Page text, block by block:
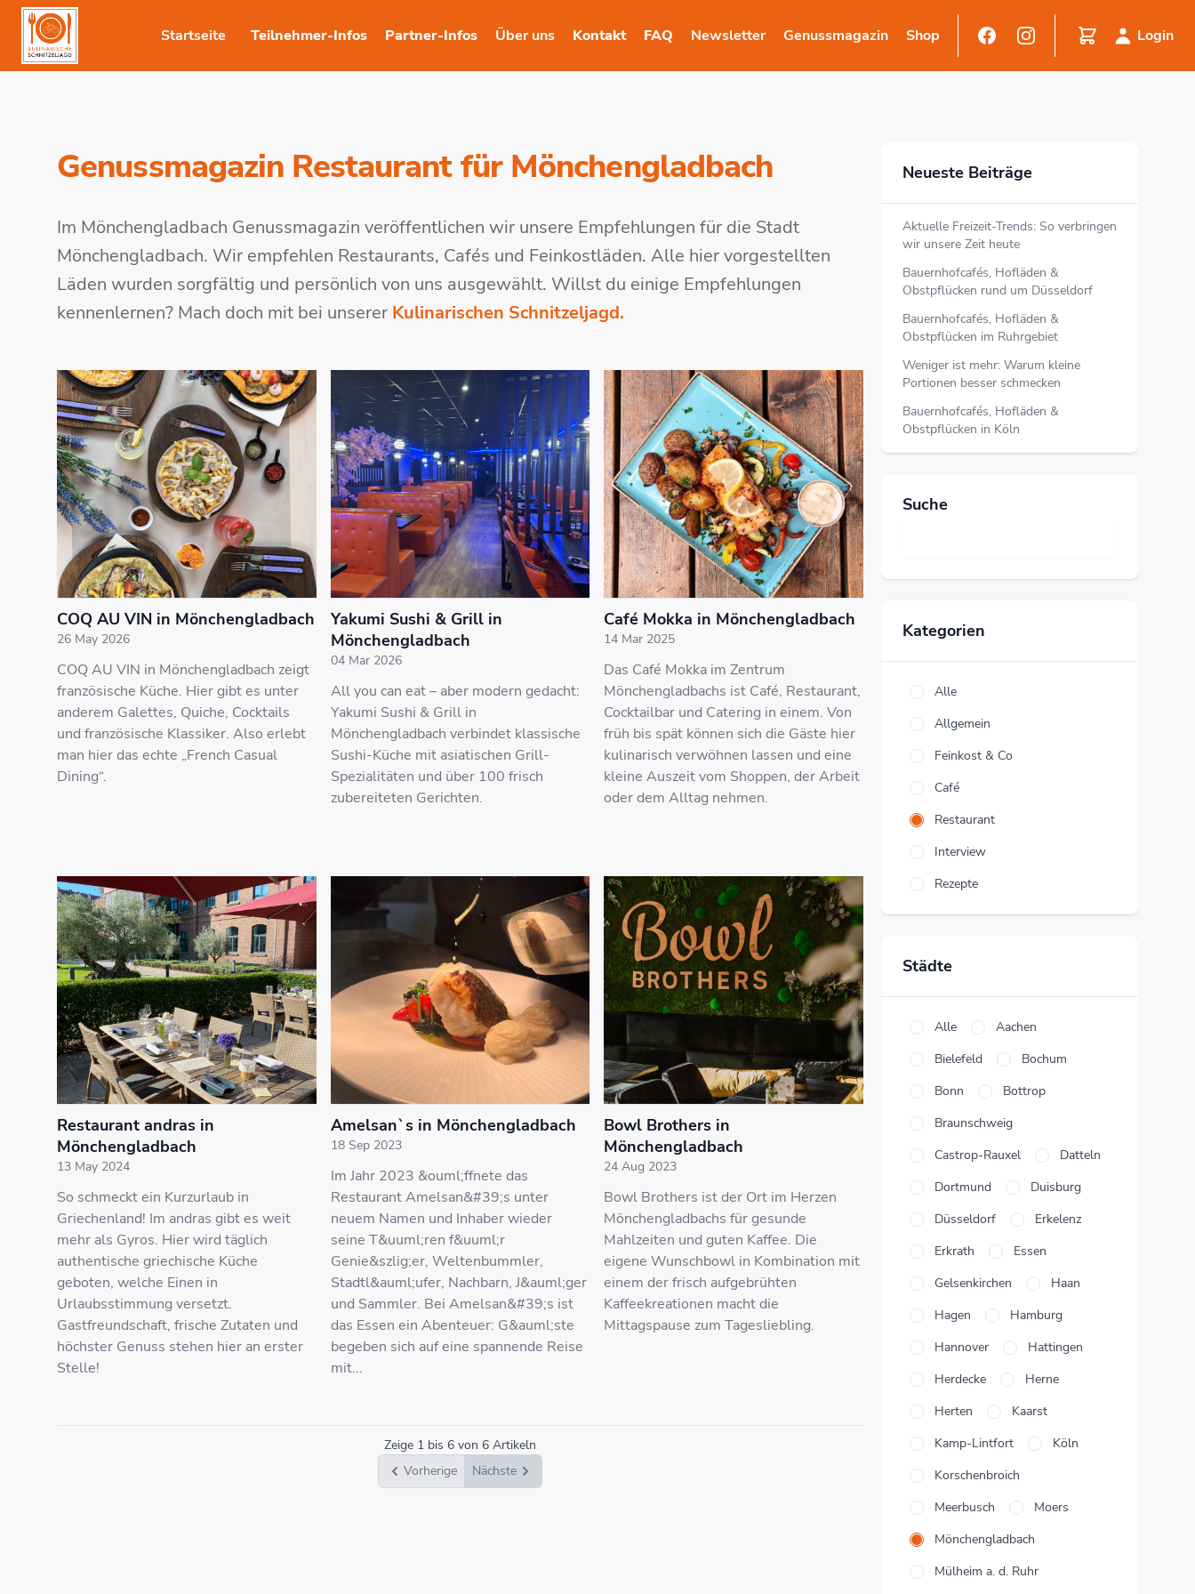
Startseite Teilnehmer-Infos Partner-Infos Über uns Kontakt FAQ Newsletter Genussmagazin Shop Login
Genussmagazin Restaurant für Mönchengladbach
Im Mönchengladbach Genussmagazin veröffentlichen wir unsere Empfehlungen für die Stadt
Mönchengladbach. Wir empfehlen Restaurants, Cafés und Feinkostläden. Alle hier vorgestellten
Läden wurden sorgfältig und persönlich von uns ausgewählt. Willst du einige Empfehlungen
kennenlernen? Mach doch mit bei unserer Kulinarischen Schnitzeljagd.
COQ AU VIN in Mönchengladbach
26 May 2026
COQ AU VIN in Mönchengladbach zeigt
französische Küche. Hier gibt es unter
anderem Galettes, Quiche, Cocktails
und französische Klassiker. Also erlebt
man hier das echte „French Casual
Dining“.
Yakumi Sushi & Grill in
Mönchengladbach
04 Mar 2026
All you can eat – aber modern gedacht:
Yakumi Sushi & Grill in
Mönchengladbach verbindet klassische
Sushi-Küche mit asiatischen Grill-
Spezialitäten und über 100 frisch
zubereiteten Gerichten.
Café Mokka in Mönchengladbach
14 Mar 2025
Das Café Mokka im Zentrum
Mönchengladbachs ist Café, Restaurant,
Cocktailbar und Catering in einem. Von
früh bis spät können sich die Gäste hier
kulinarisch verwöhnen lassen und eine
kleine Auszeit vom Shoppen, der Arbeit
oder dem Alltag nehmen.
Restaurant andras in
Mönchengladbach
13 May 2024
So schmeckt ein Kurzurlaub in
Griechenland! Im andras gibt es weit
mehr als Gyros. Hier wird täglich
authentische griechische Küche
geboten, welche Einen in
Urlaubsstimmung versetzt.
Gastfreundschaft, frische Zutaten und
höchster Genuss stehen hier an erster
Stelle!
Amelsan`s in Mönchengladbach
18 Sep 2023
Im Jahr 2023 &ouml;ffnete das
Restaurant Amelsan&#39;s unter
neuem Namen und Inhaber wieder
seine T&uuml;ren f&uuml;r
Genie&szlig;er, Weltenbummler,
Stadtl&auml;ufer, Nachbarn, J&auml;ger
und Sammler. Bei Amelsan&#39;s ist
das Essen ein Abenteuer: G&auml;ste
begeben sich auf eine spannende Reise
mit...
Bowl Brothers in
Mönchengladbach
24 Aug 2023
Bowl Brothers ist der Ort im Herzen
Mönchengladbachs für gesunde
Mahlzeiten und guten Kaffee. Die
eigene Wunschbowl in Kombination mit
einem der frisch aufgebrühten
Kaffeekreationen macht die
Mittagspause zum Tagesliebling.
Zeige 1bis 6von 6 Artikeln
Vorherige
Nächste
Neueste Beiträge
Aktuelle Freizeit-Trends: So verbringen
wir unsere Zeit heute
Bauernhofcafés, Hofläden &
Obstpflücken rund um Düsseldorf
Bauernhofcafés, Hofläden &
Obstpflücken im Ruhrgebiet
Weniger ist mehr: Warum kleine
Portionen besser schmecken
Bauernhofcafés, Hofläden &
Obstpflücken in Köln
Suche
Kategorien
Alle
Allgemein
Feinkost & Co
Café
Restaurant
Interview
Rezepte
Städte
Alle
Aachen
Bielefeld
Bochum
Bonn
Bottrop
Braunschweig
Castrop-Rauxel
Datteln
Dortmund
Duisburg
Düsseldorf
Erkelenz
Erkrath
Essen
Gelsenkirchen
Haan
Hagen
Hamburg
Hannover
Hattingen
Herdecke
Herne
Herten
Kaarst
Kamp-Lintfort
Köln
Korschenbroich
Meerbusch
Moers
Mönchengladbach
Mülheim a. d. Ruhr